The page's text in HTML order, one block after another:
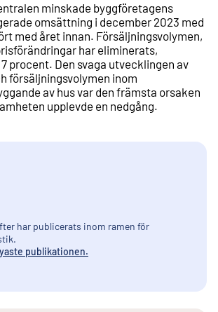
minskade byggföretagens
omsättning i december 2023 med
med året innan. Försäljningsvolymen,
har eliminerats,
procent. Den svaga utvecklingen av
försäljningsvolymen inom
av hus var den främsta orsaken
upplevde en nedgång.
har publicerats inom ramen för
publikationen.